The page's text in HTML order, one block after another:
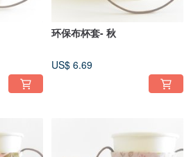
环保布杯套- 秋
US$ 6.69